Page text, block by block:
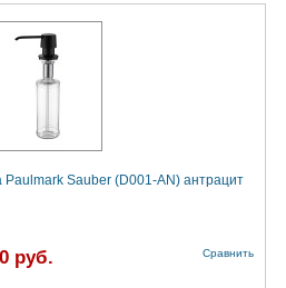
Sauber (D001-AN) антрацит
руб. Сравнить